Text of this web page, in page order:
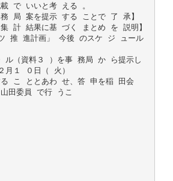
で いいと考 える 。
務 局 案を提示 する ことで 了 承】
集 計 結果に基 づく まとめ を 説明】
推 進計画」 今後 のスケ ジ ュール
ル（資料３ ）を事 務局 か ら提示し
月１ ０日（ 火）
こ ととあわ せ、答 申を稲 田会
田委員 で行 うこ